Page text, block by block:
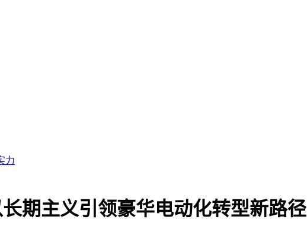
型号
支持Xcode开发
国产实力
别死机重启烦恼
经历引网友打卡热议
期主义引领豪华电动化转型新路径